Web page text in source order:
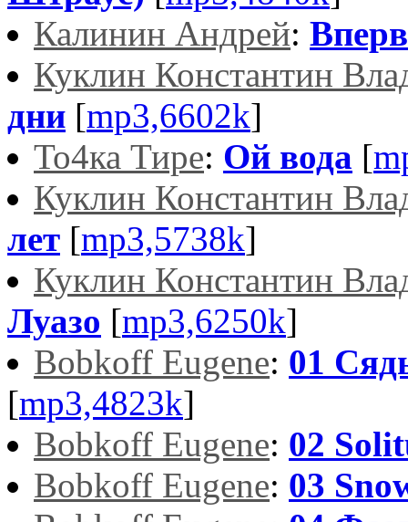
Калинин Андрей:
Куклин Константин
дни [mp3,6602k]
То4ка Тире: Ой вода [
Куклин Константин
лет [mp3,5738k]
Куклин Константин
Луазо [mp3,6250k]
Bobkoff Eugene: 01
[mp3,4823k]
Bobkoff Eugene: 02
Bobkoff Eugene: 03